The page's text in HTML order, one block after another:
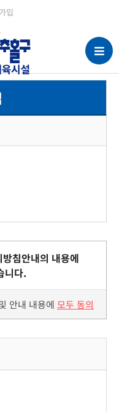
입
침안내의 내용에
니다.
안내 내용에 모두 동의